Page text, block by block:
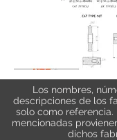
Los nombres,
descripciones de los
solo como
mencionadas
dichos